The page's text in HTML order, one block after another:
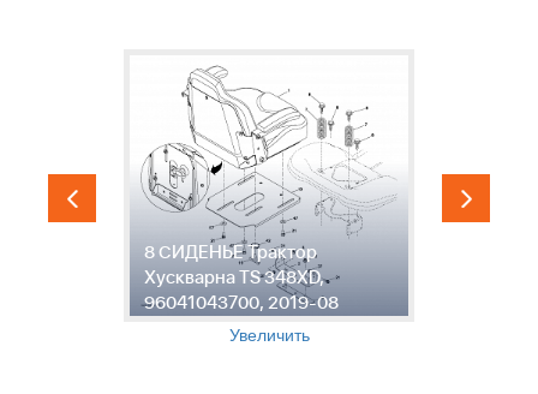
8 СИДЕНЬЕ Трактор
Хускварна TS 348XD,
96041043700, 2019-08
Увеличить